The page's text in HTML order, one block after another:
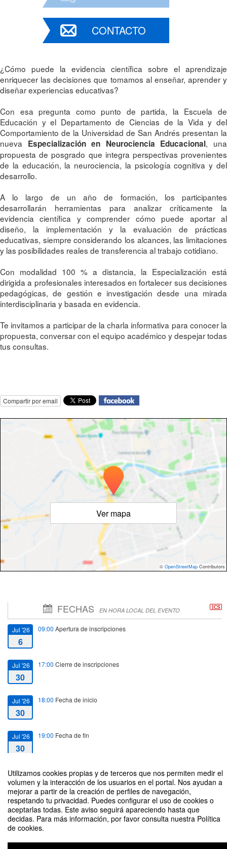
Utilizamos cookies propias y de terceros que nos permiten medir el
volumen y la interacción de los usuarios en el portal. Nos ayudan a
mejorar a partir de la creación de perfiles de navegación,
respetando tu privacidad. Puedes configurar el uso de cookies o
aceptarlas todas. Este aviso seguirá apareciendo hasta que
decidas. Para más información, por favor consulta nuestra Política
de cookies.
CONTACTO
¿Cómo puede la evidencia científica sobre el aprendizaje
enriquecer las decisiones que tomamos al enseñar, aprender y
diseñar experiencias educativas?
Con esa pregunta como punto de partida, la Escuela de
Educación y el Departamento de Ciencias de la Vida y del
Comportamiento de la Universidad de San Andrés presentan la
nueva Especialización en Neurociencia Educacional, una
propuesta de posgrado que integra perspectivas provenientes
de la educación, la neurociencia, la psicología cognitiva y del
desarrollo.
A lo largo de un año de formación, los participantes
desarrollarán herramientas para analizar críticamente la
evidencia científica y comprender cómo puede aportar al
diseño, la implementación y la evaluación de prácticas
educativas, siempre considerando los alcances, las limitaciones
y las posibilidades reales de transferencia al trabajo cotidiano.
Con modalidad 100 % a distancia, la Especialización está
dirigida a profesionales interesados en fortalecer sus decisiones
pedagógicas, de gestión e investigación desde una mirada
interdisciplinaria y basada en evidencia.
Te invitamos a participar de la charla informativa para conocer la
propuesta, conversar con el equipo académico y despejar todas
tus consultas.
Compartir por email
Ver mapa
© OpenStreetMap Contributors
FECHAS EN HORA LOCAL DEL EVENTO
Jul '26
6
09:00 Apertura de inscripciones
Jul '26
30
17:00 Cierre de inscripciones
Jul '26
30
18:00 Fecha de inicio
Jul '26
30
19:00 Fecha de fin
Reunión Informativa 30/07 - Especialización en Neurociencia Educacional
Organizado por la Escuela de Educación y el Departamento de Ciencias de
la Vida y del Comportamiento - Especialización en Neurociencia Educacional